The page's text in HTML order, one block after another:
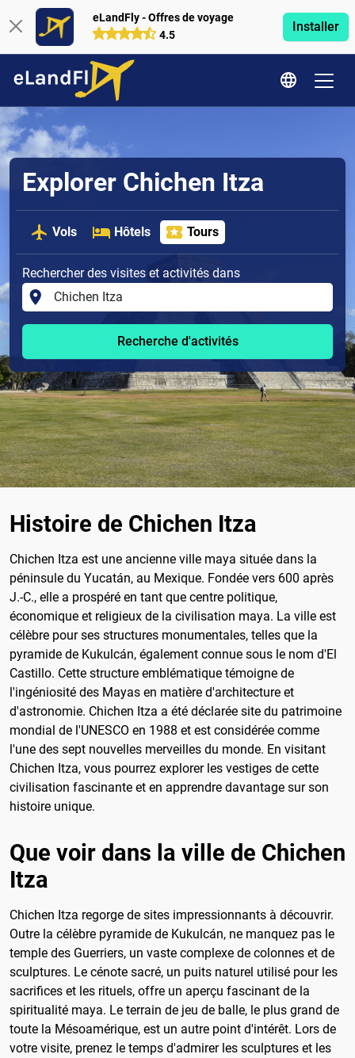
eLandFly - Offres de voyage
4.5
Installer
Explorer Chichen Itza
Vols Hôtels Tours
Rechercher des visites et activités dans
Recherche d'activités
Histoire de Chichen Itza
Chichen Itza est une ancienne ville maya située dans la
péninsule du Yucatán, au Mexique. Fondée vers 600 après
J.-C., elle a prospéré en tant que centre politique,
économique et religieux de la civilisation maya. La ville est
célèbre pour ses structures monumentales, telles que la
pyramide de Kukulcán, également connue sous le nom d'El
Castillo. Cette structure emblématique témoigne de
l'ingéniosité des Mayas en matière d'architecture et
d'astronomie. Chichen Itza a été déclarée site du patrimoine
mondial de l'UNESCO en 1988 et est considérée comme
l'une des sept nouvelles merveilles du monde. En visitant
Chichen Itza, vous pourrez explorer les vestiges de cette
civilisation fascinante et en apprendre davantage sur son
histoire unique.
Que voir dans la ville de Chichen
Itza
Chichen Itza regorge de sites impressionnants à découvrir.
Outre la célèbre pyramide de Kukulcán, ne manquez pas le
temple des Guerriers, un vaste complexe de colonnes et de
sculptures. Le cénote sacré, un puits naturel utilisé pour les
sacrifices et les rituels, offre un aperçu fascinant de la
spiritualité maya. Le terrain de jeu de balle, le plus grand de
toute la Mésoamérique, est un autre point d'intérêt. Lors de
votre visite, prenez le temps d'admirer les sculptures et les